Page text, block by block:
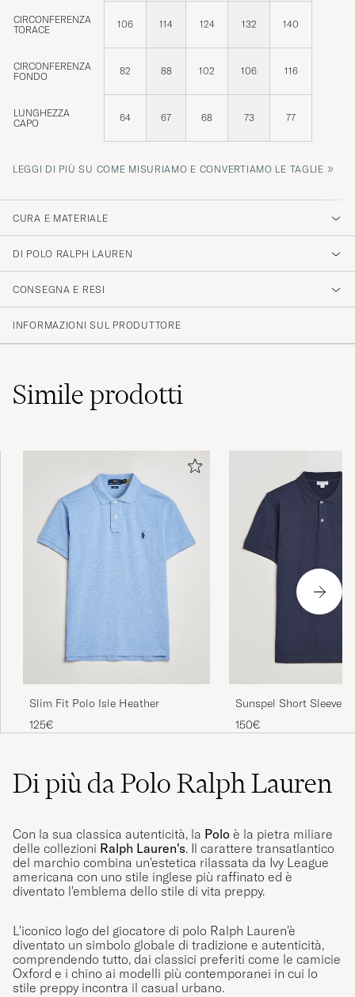
CIRCONFERENZA
TORACE
106 114 124 132 140
CIRCONFERENZA
FONDO
82 88 102 106 116
LUNGHEZZA
CAPO
64 67 68 73 77
LEGGI DI PIÙ SU COME MISURIAMO E CONVERTIAMO LE TAGLIE »
CURA E MATERIALE
DI POLO RALPH LAUREN
CONSEGNA E RESI
INFORMAZIONI SUL PRODUTTORE
Simileprodotti
Slim Fit Polo Isle Heather
125€
Sunspel Short Sleeve
Navy
150€
Di più da Polo Ralph Lauren
Con la sua classica autenticità, la Polo è la pietra miliare
delle collezioni Ralph Lauren's. Il carattere transatlantico
del marchio combina un'estetica rilassata da Ivy League
americana con uno stile inglese più raffinato ed è
diventato l'emblema dello stile di vita preppy.
L'iconico logo del giocatore di polo Ralph Lauren'è
diventato un simbolo globale di tradizione e autenticità,
comprendendo tutto, dai classici preferiti come le camicie
Oxford e i chino ai modelli più contemporanei in cui lo
stile preppy incontra il casual urbano.